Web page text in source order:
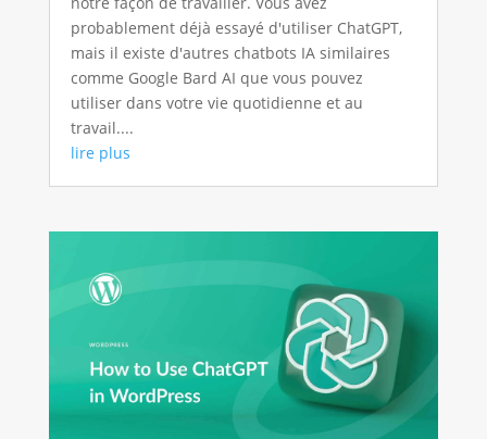
probablement déjà essayé d'utiliser ChatGPT,
mais il existe d'autres chatbots IA similaires
comme Google Bard AI que vous pouvez
utiliser dans votre vie quotidienne et au
travail....
lire plus